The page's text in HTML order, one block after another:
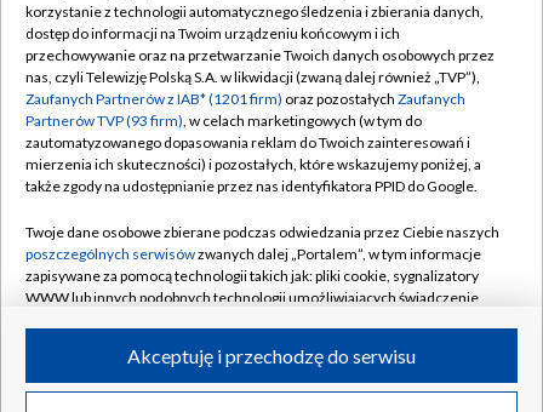
TVP
Abonament TVP
Emisja w TVP
Centrum informacji TVP
Naziemna Telewizja Cyfrowa
Rada Programowa
System NOS
Informacje o nadawcy
Program dla prasy
Regulamin TVP
Polityka prywatności
Moje zgody
Pomoc
Kontakt
Kanały
©2026 Telewizja Polska S.A. w likwidacji
korzystanie z technologii automatycznego śledzenia i zbierania danych,
dostęp do informacji na Twoim urządzeniu końcowym i ich
przechowywanie oraz na przetwarzanie Twoich danych osobowych przez
nas, czyli Telewizję Polską S.A. w likwidacji (zwaną dalej również „TVP”),
Zaufanych Partnerów z IAB* (1201 firm) oraz pozostałych Zaufanych
Partnerów TVP (93 firm), w celach marketingowych (w tym do
zautomatyzowanego dopasowania reklam do Twoich zainteresowań i
mierzenia ich skuteczności) i pozostałych, które wskazujemy poniżej, a
także zgody na udostępnianie przez nas identyfikatora PPID do Google.
Twoje dane osobowe zbierane podczas odwiedzania przez Ciebie naszych
poszczególnych serwisówzwanych dalej „Portalem”, w tym informacje
zapisywane za pomocą technologii takich jak: pliki cookie, sygnalizatory
WWW lub innych podobnych technologii umożliwiających świadczenie
ruchu w Internecie.Akceptuję i przechodzę do serwisu